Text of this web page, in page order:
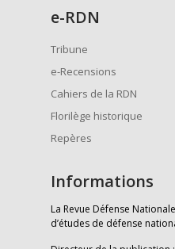
e-RDN
Tribune
e-Recensions
Cahiers de la RDN
Florilège historique
Repères
Informations
La Revue Défense
d’études de défense